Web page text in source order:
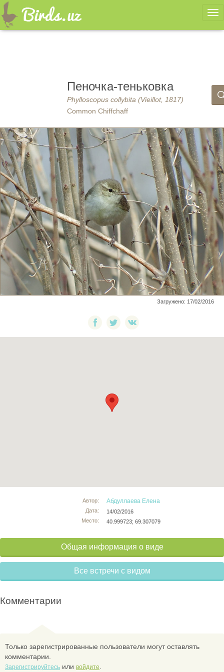
Пеночка-теньковка
Phylloscopus collybita (Vieillot, 1817)
Common Chiffchaff
Загружено: 17/02/2016
Автор:
Дата:
Место:
Абдуллаева Елена
14/02/2016
40.999723; 69.307079
Общая информация о виде
Все встречи с видом
Комментарии
Только зарегистрированные пользователи могут оставлять
комментарии.
Зарегистрируйтесь или войдите